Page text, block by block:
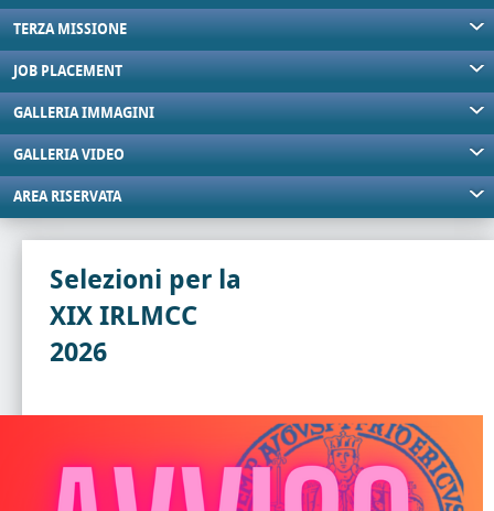
TERZA MISSIONE
JOB PLACEMENT
GALLERIA IMMAGINI
GALLERIA VIDEO
AREA RISERVATA
Selezioni per la
XIX IRLMCC
2026